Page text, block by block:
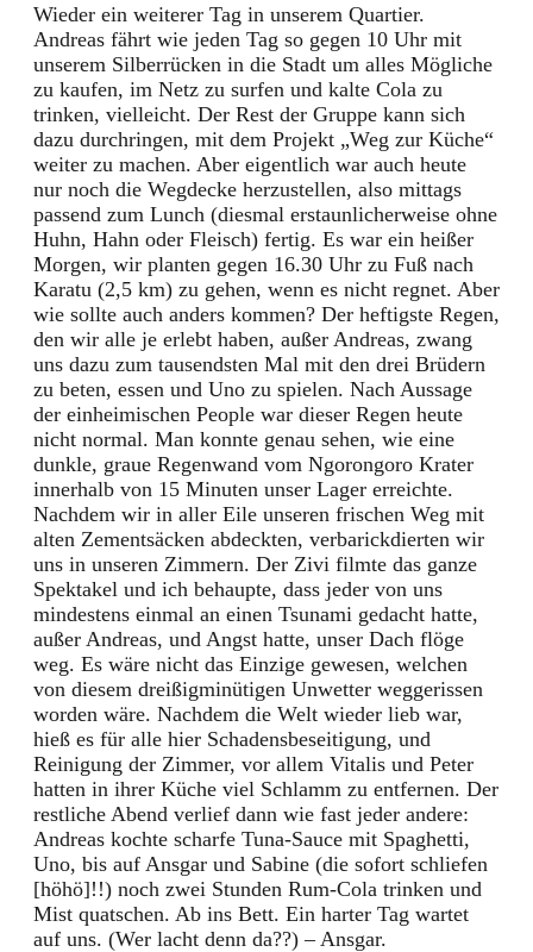
Wieder ein weiterer Tag in unserem Quartier.
Andreas fährt wie jeden Tag so gegen 10 Uhr mit
unserem Silberrücken in die Stadt um alles Mögliche
zu kaufen, im Netz zu surfen und kalte Cola zu
trinken, vielleicht. Der Rest der Gruppe kann sich
dazu durchringen, mit dem Projekt „Weg zur Küche“
weiter zu machen. Aber eigentlich war auch heute
nur noch die Wegdecke herzustellen, also mittags
passend zum Lunch (diesmal erstaunlicherweise ohne
Huhn, Hahn oder Fleisch) fertig. Es war ein heißer
Morgen, wir planten gegen 16.30 Uhr zu Fuß nach
Karatu (2,5 km) zu gehen, wenn es nicht regnet. Aber
wie sollte auch anders kommen? Der heftigste Regen,
den wir alle je erlebt haben, außer Andreas, zwang
uns dazu zum tausendsten Mal mit den drei Brüdern
zu beten, essen und Uno zu spielen. Nach Aussage
der einheimischen People war dieser Regen heute
nicht normal. Man konnte genau sehen, wie eine
dunkle, graue Regenwand vom Ngorongoro Krater
innerhalb von 15 Minuten unser Lager erreichte.
Nachdem wir in aller Eile unseren frischen Weg mit
alten Zementsäcken abdeckten, verbarickdierten wir
uns in unseren Zimmern. Der Zivi filmte das ganze
Spektakel und ich behaupte, dass jeder von uns
mindestens einmal an einen Tsunami gedacht hatte,
außer Andreas, und Angst hatte, unser Dach flöge
weg. Es wäre nicht das Einzige gewesen, welchen
von diesem dreißigminütigen Unwetter weggerissen
worden wäre. Nachdem die Welt wieder lieb war,
hieß es für alle hier Schadensbeseitigung, und
Reinigung der Zimmer, vor allem Vitalis und Peter
hatten in ihrer Küche viel Schlamm zu entfernen. Der
restliche Abend verlief dann wie fast jeder andere:
Andreas kochte scharfe Tuna-Sauce mit Spaghetti,
Uno, bis auf Ansgar und Sabine (die sofort schliefen
[höhö]!!) noch zwei Stunden Rum-Cola trinken und
Mist quatschen. Ab ins Bett. Ein harter Tag wartet
auf uns. (Wer lacht denn da??) – Ansgar.